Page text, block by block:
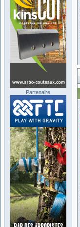
Partenaire